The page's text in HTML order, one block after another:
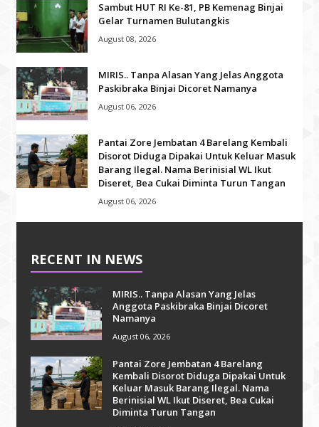
Sambut HUT RI Ke-81, PB Kemenag Binjai
Gelar Turnamen Bulutangkis
August 08, 2026
MIRIS.. Tanpa Alasan Yang Jelas Anggota
Paskibraka Binjai Dicoret Namanya
August 06, 2026
Pantai Zore Jembatan 4 Barelang Kembali
Disorot Diduga Dipakai Untuk Keluar Masuk
Barang Ilegal. Nama Berinisial WL Ikut
Diseret, Bea Cukai Diminta Turun Tangan
August 06, 2026
RECENT IN NEWS
MIRIS.. Tanpa Alasan Yang Jelas
Anggota Paskibraka Binjai Dicoret
Namanya
August 06, 2026
Pantai Zore Jembatan 4 Barelang
Kembali Disorot Diduga Dipakai Untuk
Keluar Masuk Barang Ilegal. Nama
Berinisial WL Ikut Diseret, Bea Cukai
Diminta Turun Tangan